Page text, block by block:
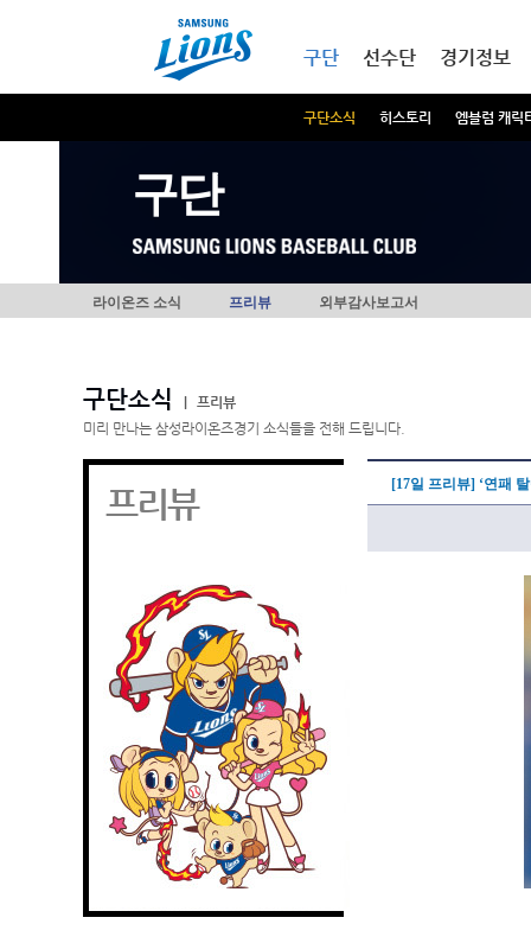
구단
구단소식 히스토리 엠블럼 캐릭
선수단 경기정보
구단
라이온즈 소식 프리뷰 외부감사보고서
구단소식
프리뷰
미리 만나는 삼성라이온즈경기 소식들을 전해 드립니다.
프리뷰 [17일 프리뷰] ‘연패